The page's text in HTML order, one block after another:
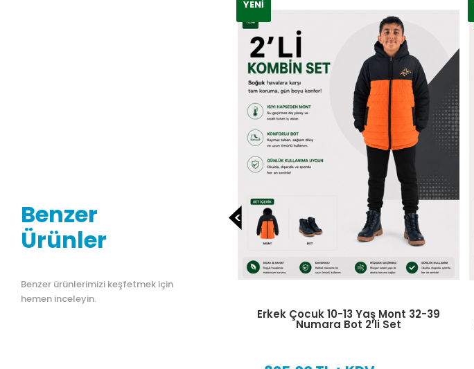
Benzer
Ürünler
Benzer ürünlerimizi keşfetmek için
hemen inceleyin.
YENI
Erkek Çocuk 5-9 Yaş Mont 26-35 Bot -
Atkı Bere Eldiven - Kazak Swet 4′lü Set